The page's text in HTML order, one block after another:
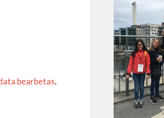
bearbetas.